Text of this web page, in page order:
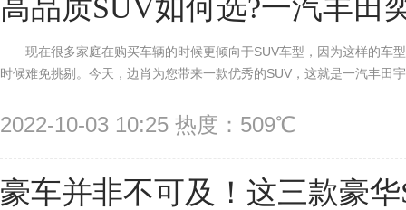
高品质SUV如何选?一汽丰田
现在很多家庭在购买车辆的时候更倾向于SUV车型，因为这样的车
时候难免挑剔。今天，边肖为您带来一款优秀的SUV，这就是一汽丰田
2022-10-03 10:25 热度：509℃
豪车并非不可及！这三款豪